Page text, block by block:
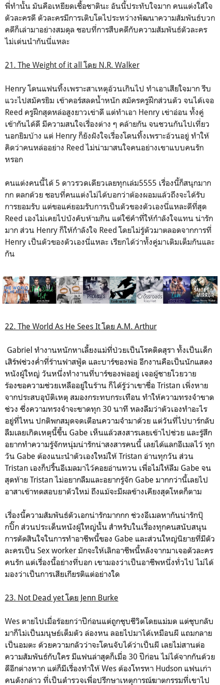
พี่ทำนั้น มันคือเหยียดเชื้อชาตินะ อันนี้ประทับใจมาก คนแต่งใส่ใจ
ตัวละครดี ตัวละครมีการเติบโตไประหว่างพัฒนาความสัมพันธ์บวก
คดีก็เล่ามาอย่างสมดุล ชอบที่การสืบคดีกับความสัมพันธ์ตัวละคร
ไม่เด่นนำกันนี่แหละ
21. The Weight of it all โดย N.R. Walker
Henry โดนแฟนทิ้งเพราะสาเหตุอ้วนเกินไป ทำเอาเสียใจมาก รีบ
แวะไปสมัครยิม เข้าคอร์สลดน้ำหนัก สมัครครูฝึกส่วนตัว จนได้เจอ
Reed ครูฝึกสุดหล่อสูงยาวเข่าดี แต่ทำเอา Henry เข่าอ่อน ทั้งคู่
เข้ากันได้ดี มีความสนใจเรื่องต่าง ๆ คล้ายกัน จนชวนกันไปเที่ยว
นอกยิมบ้าง แต่ Henry ก็ยังฝังใจเรื่องโดนทิ้งเพราะอ้วนอยู่ ทำให้
คิดว่าคนหล่ออย่าง Reed ไม่น่ามาสนใจคนอย่างเขาแบบคนรัก
หรอก
คนแต่งคนนี้ได้ 5 ดาวรวดเดียวเลยทุกเล่ม5555 เรื่องนี้ก็สนุกมาก
กก ตลกด้วย ชอบที่คนแต่งไม่ได้บอกว่าต้องผอมแล้วถึงจะได้รับ
การยอมรับ แต่ขอแค่ยอมรับการเป็นตัวของตัวเองนี่แหละดีที่สุด
Reed เองไม่เคยไปบังคับห้ามกิน แต่ใช้คำที่ให้กำลังใจแทน น่ารัก
มาก ส่วน Henry ก็ให้กำลังใจ Reed โดยไม่รู้ตัวมาตลอดจากการที่
Henry เป็นตัวของตัวเองนี่แหละ เรียกได้ว่าทั้งคู่มาเติมเต็มกันและ
กัน
22. The World As He Sees It โดย A.M. Arthur
Gabriel ทำงานหนักหาเลี้ยงแม่ที่ป่วยเป็นโรคติดสุรา ทั้งเป็นเด็ก
เสิร์ฟช่วงค่ำที่ร้านฟาสฟู้ด และบาร์ของพ่อ อีกงานคือเป็นนักแสดง
หนังผู้ใหญ่ วันหนึ่งทำงานที่บาร์ของพ่ออยู่ เจอผู้ชายโวยวาย
ร้องขอความช่วยเหลืออยู่ในร้าน ก็ได้รู้ว่าเขาชื่อ Tristan เพิ่งหาย
จากประสบอุบัติเหตุ สมองกระทบกระเทือน ทำให้ความทรงจำขาด
ช่วง ซึ่งความทรงจำจะขาดทุก 30 นาที หลงลืมว่าตัวเองทำอะไร
อยู่ที่ไหน ปกติพกสมุดจดเตือนความจำมาด้วย แต่วันที่ไปบาร์กลับ
ลืมเลยเกิดเหตุนี้ขึ้น Gabe เห็นแล้วสงสารเลยเข้าไปช่วย และรู้สึก
อยากทำความรู้จักหนุ่มน่ารักน่าสงสารคนนี้ เลยได้แลกอีเมลไว้ ทุก
วัน Gabe ต้องแนะนำตัวเองใหม่ให้ Tristan อ่านทุกวัน ส่วน
Tristan เองก็ปริ้นอีเมลมาไว้คอยอ่านทวน เพื่อไม่ให้ลืม Gabe จน
สุดท้าย Tristan ไม่อยากลืมและอยากรู้จัก Gabe มากกว่านี้เลยไป
อาสาเข้าทดสอบยาตัวใหม่ ถึงแม้จะมีผลข้างเคียงสุดโหดก็ตาม
เรื่องนี้ความสัมพันธ์ตัวเอกน่ารักมากกก ช่วงอีเมลหากันน่ารักปุ๊
กปิ๊ก ส่วนประเด็นหนังผู้ใหญ่นั้น สำหรับในเรื่องทุกคนสนับสนุน
การตัดสินใจในการทำอาชีพนี้ของ Gabe และส่วนใหญ่นิยายที่มีตัว
ละครเป็น Sex worker มักจะให้เลิกอาชีพนี้หลังจากมาเจอตัวละคร
คนรัก แต่เรื่องนี้อย่างที่บอก เขามองว่าเป็นอาชีพหนึ่งทั่วไป ไม่ได้
มองว่าเป็นการเสียเกียรติแต่อย่างใด
23. Not Dead yet โดย Jenn Burke
Wes ตายไปเมื่อร้อยกว่าปีก่อนแต่ถูกชุบชีวิตโดยแม่มด แต่ชุบกลับ
มาก็ไม่เป็นมนุษย์เต็มตัว ล่องหน ลอยไปมาได้เหมือนผี แถมกลาย
เป็นอมตะ ด้วยความกลัวว่าจะโดนจับได้ว่าเป็นผี เลยไม่สานต่อ
ความสัมพันธ์กับใคร มีแฟนล่าสุดก็เมื่อ 30 ปีก่อน ไม่ได้จากกันด้วย
ดีอีกต่างหาก แต่ก็มีเรื่องทำให้ ​Wes ต้องโทรหา Hudson แฟนเก่า
คนดังกล่าว ที่เป็นตำรวจเพื่อปรึกษาเหตุการณ์ฆาตกรรมที่เขาไป